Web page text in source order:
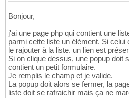
Bonjour,
j'ai une page php qui contient une
parmi cette liste un élément. Si
le rajouter à la liste. un lien est
Si on clique dessus, une popup doit
contient un petit formulaire.
Je remplis le champ et je valide.
La popup doit alors se fermer, la
liste doit se rafraichir mais ça ne